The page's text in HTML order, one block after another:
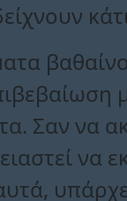
Σαν να